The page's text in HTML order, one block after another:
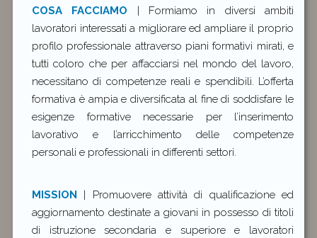
COSA FACCIAMO | Formiamo in diversi ambiti
lavoratori interessati a migliorare ed ampliare il proprio
profilo professionale attraverso piani formativi mirati, e
tutti coloro che per affacciarsi nel mondo del lavoro,
necessitano di competenze reali e spendibili. L’offerta
formativa è ampia e diversificata al fine di soddisfare le
esigenze formative necessarie per l’inserimento
lavorativo e l’arricchimento delle competenze
personali e professionali in differenti settori.
MISSION | Promuovere attività di qualificazione ed
aggiornamento destinate a giovani in possesso di titoli
di istruzione secondaria e superiore e lavoratori